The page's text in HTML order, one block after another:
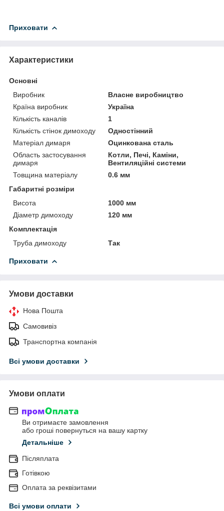
Приховати
Характеристики
Основні
Виробник
Власне виробництво
Країна виробник
Україна
Кількість каналів
1
Кількість стінок димоходу
Одностінний
Матеріал димаря
Оцинкована сталь
Область застосування
димаря
Котли, Печі, Каміни,
Вентиляційні системи
Товщина матеріалу
0.6 мм
Габаритні розміри
Висота
1000 мм
Діаметр димоходу
120 мм
Комплектація
Труба димоходу
Так
Приховати
Умови доставки
Нова Пошта
Самовивіз
Транспортна компанія
Всі умови доставки
Умови оплати
Ви отримаєте замовлення
або гроші повернуться на вашу картку
Детальніше
Післяплата
Готівкою
Оплата за реквізитами
Всі умови оплати